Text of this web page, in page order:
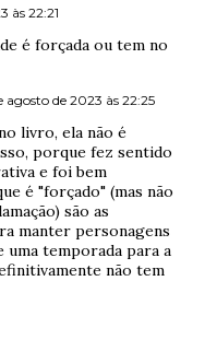
às 22:21
é forçada ou tem no
agosto de 2023 às 22:25
livro, ela não é
porque fez sentido
e foi bem
é "forçado" (mas não
são as
manter personagens
uma temporada para a
não tem